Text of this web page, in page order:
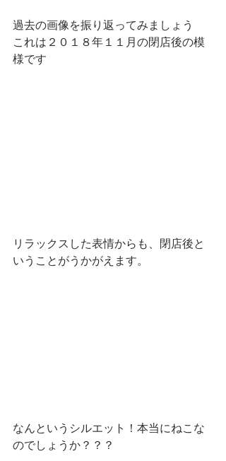
過去の画像を振り返ってみましょう
これは２０１８年１１月の閉店後の模
様です
リラックスした表情からも、閉店後と
いうことがうかがえます。
なんというシルエット！本当にねこな
のでしょうか？？？